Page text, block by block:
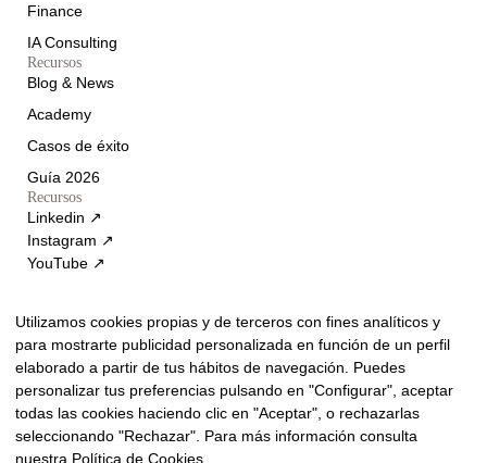
Finance
IA Consulting
Recursos
Blog & News
Academy
Casos de éxito
Guía 2026
Recursos
Linkedin ↗
Instagram ↗
YouTube ↗
🇺🇸New York
1740 Broadway, NYC · +1 929 238 0014
🇺🇸Delaware
Utilizamos cookies propias y de terceros con fines analíticos y
para mostrarte publicidad personalizada en función de un perfil
elaborado a partir de tus hábitos de navegación. Puedes
personalizar tus preferencias pulsando en "Configurar", aceptar
todas las cookies haciendo clic en "Aceptar", o rechazarlas
seleccionando "Rechazar". Para más información consulta
nuestra Política de Cookies